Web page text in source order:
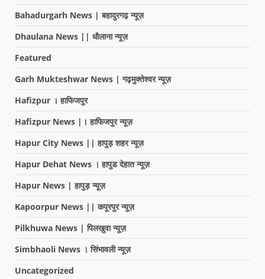
Bahadurgarh News | बहादुरगढ़ न्यूज़
Dhaulana News || धौलाना न्यूज़
Featured
Garh Mukteshwar News | गढ़मुक्तेश्वर न्यूज़
Hafizpur । हाफिजपुर
Hafizpur News |। हाफिजपुर न्यूज़
Hapur City News || हापुड़ शहर न्यूज़
Hapur Dehat News । हापुड देहात न्यूज़
Hapur News | हापुड़ न्यूज़
Kapoorpur News || कपूरपुर न्यूज़
Pilkhuwa News | पिलखुवा न्यूज़
Simbhaoli News । सिंभावली न्यूज़
Uncategorized